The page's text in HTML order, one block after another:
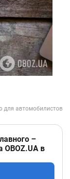
–
OBOZ.UA в